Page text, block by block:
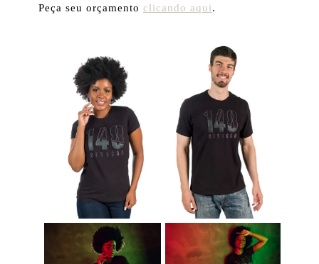
Peça seu orçamento clicando aqui.